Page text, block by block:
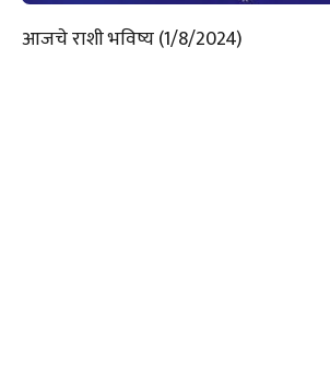
आजचे राशी भविष्य (1/8/2024)